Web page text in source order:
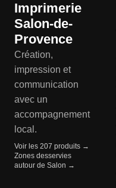
Imprimerie
Salon-de-
Provence
Création,
impression et
communication
avec un
accompagnement
local.
Voir les 207 produits →
Zones desservies
autour de Salon →